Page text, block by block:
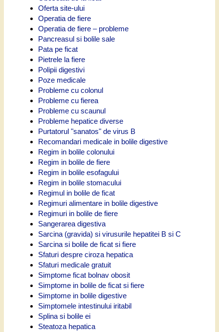
Oferta site-ului
Operatia de fiere
Operatia de fiere – probleme
Pancreasul si bolile sale
Pata pe ficat
Pietrele la fiere
Polipii digestivi
Poze medicale
Probleme cu colonul
Probleme cu fierea
Probleme cu scaunul
Probleme hepatice diverse
Purtatorul "sanatos" de virus B
Recomandari medicale in bolile digestive
Regim in bolile colonului
Regim in bolile de fiere
Regim in bolile esofagului
Regim in bolile stomacului
Regimul in bolile de ficat
Regimuri alimentare in bolile digestive
Regimuri in bolile de fiere
Sangerarea digestiva
Sarcina (gravida) si virusurile hepatitei B si C
Sarcina si bolile de ficat si fiere
Sfaturi despre ciroza hepatica
Sfaturi medicale gratuit
Simptome ficat bolnav obosit
Simptome in bolile de ficat si fiere
Simptome in bolile digestive
Simptomele intestinului iritabil
Splina si bolile ei
Steatoza hepatica